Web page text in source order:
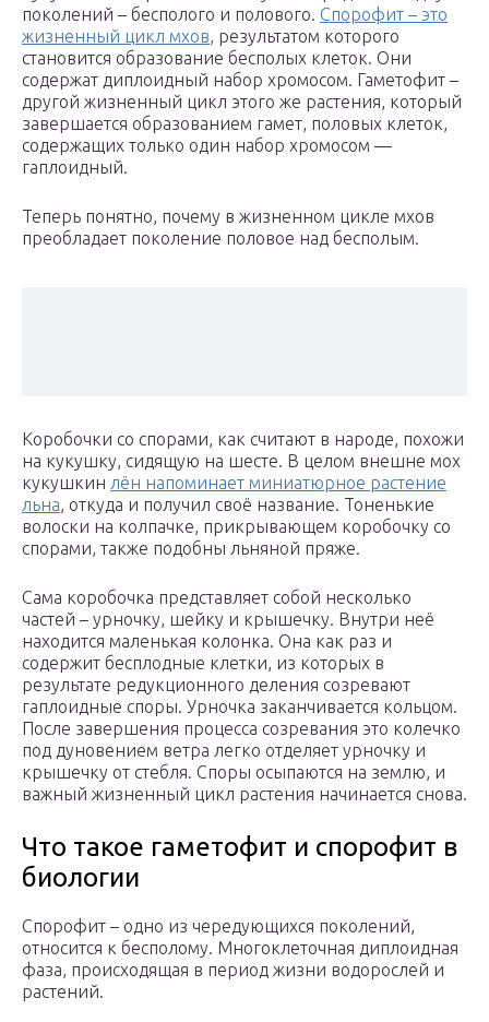
поколений – бесполого и полового. Спорофит – это
жизненный цикл мхов, результатом которого
становится образование бесполых клеток. Они
содержат диплоидный набор хромосом. Гаметофит –
другой жизненный цикл этого же растения, который
завершается образованием гамет, половых клеток,
содержащих только один набор хромосом —
гаплоидный.
Теперь понятно, почему в жизненном цикле мхов
преобладает поколение половое над бесполым.
Коробочки со спорами, как считают в народе, похожи
на кукушку, сидящую на шесте. В целом внешне мох
кукушкин лён напоминает миниатюрное растение
льна, откуда и получил своё название. Тоненькие
волоски на колпачке, прикрывающем коробочку со
спорами, также подобны льняной пряже.
Сама коробочка представляет собой несколько
частей – урночку, шейку и крышечку. Внутри неё
находится маленькая колонка. Она как раз и
содержит бесплодные клетки, из которых в
результате редукционного деления созревают
гаплоидные споры. Урночка заканчивается кольцом.
После завершения процесса созревания это колечко
под дуновением ветра легко отделяет урночку и
крышечку от стебля. Споры осыпаются на землю, и
важный жизненный цикл растения начинается снова.
Что такое гаметофит и спорофит в
биологии
Спорофит – одно из чередующихся поколений,
относится к бесполому. Многоклеточная диплоидная
фаза, происходящая в период жизни водорослей и
растений.